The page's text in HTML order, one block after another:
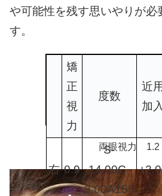
や可能性を残す思いやりが必
す。
矯
正
視
力
度数
近用
加入
右 0.9
S-
14.00C-
3.00A155
両眼視力 1.2